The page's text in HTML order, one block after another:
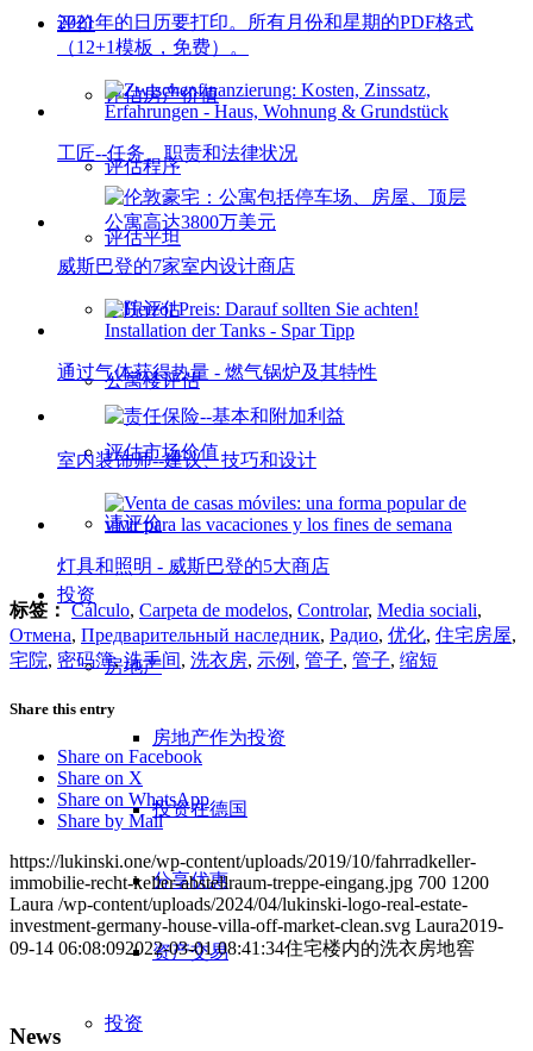
评价
评估房产价值
评估程序
评估平坦
宅院评估
公寓楼评估
评估市场价值
请评价
投资
房地产
房地产作为投资
投资在德国
分享优惠
资产交易
投资
2021年的日历要打印。所有月份和星期的PDF格式
（12+1模板，免费）。
工匠--任务、职责和法律状况
威斯巴登的7家室内设计商店
通过气体获得热量 - 燃气锅炉及其特性
室内装饰师--建议、技巧和设计
灯具和照明 - 威斯巴登的5大商店
标签： Cálculo, Carpeta de modelos, Controlar, Media sociali,
Отмена, Предварительный наследник, Радио, 优化, 住宅房屋,
宅院, 密码簿,洗手间, 洗衣房, 示例 , 管子, 管子, 缩短
Share this entry
Share on Facebook
Share on X
Share on WhatsApp
Share by Mail
https://lukinski.one/wp-content/uploads/2019/10/fahrradkeller-
immobilie-recht-keller-abstellraum-treppe-eingang.jpg 700 1200
Laura /wp-content/uploads/2024/04/lukinski-logo-real-estate-
investment-germany-house-villa-off-market-clean.svg Laura2019-
09-14 06:08:092022-03-01 08:41:34住宅楼内的洗衣房地窖
News